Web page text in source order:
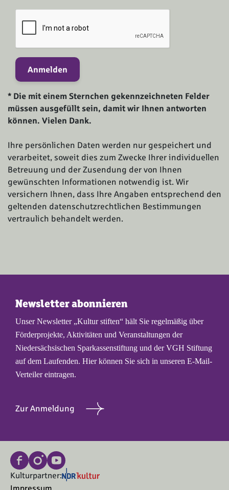
Anmelden
* Die mit einem Sternchen gekennzeichneten Felder
müssen ausgefüllt sein, damit wir Ihnen antworten
können. Vielen Dank.
Ihre persönlichen Daten werden nur gespeichert und
verarbeitet, soweit dies zum Zwecke Ihrer individuellen
Betreuung und der Zusendung der von Ihnen
gewünschten Informationen notwendig ist. Wir
versichern Ihnen, dass Ihre Angaben entsprechend den
geltenden datenschutzrechtlichen Bestimmungen
vertraulich behandelt werden.
Newsletter abonnieren
Unser Newsletter „Kultur stiften“ hält Sie regelmäßig über
Förderprojekte, Aktivitäten und Veranstaltungen der
Niedersächsischen Sparkassenstiftung und der VGH Stiftung
auf dem Laufenden. Hier können Sie sich in unseren E-Mail-
Verteiler eintragen.
Zur Anmeldung
Kulturpartner:
Impressum